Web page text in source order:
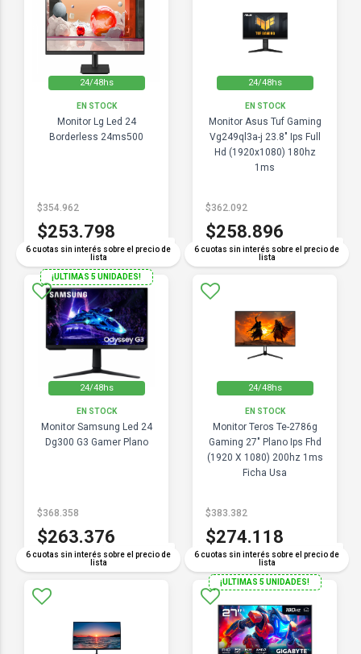
24/48hs
EN STOCK
Monitor Lg Led 24
Borderless 24ms500
6 cuotas sin interés sobre el precio de
lista
$354.962
$253.798
COMPARAR
24/48hs
EN STOCK
Monitor Asus Tuf Gaming
Vg249ql3a-j 23.8" Ips Full
Hd (1920x1080) 180hz
1ms
6 cuotas sin interés sobre el precio de
lista
$362.092
$258.896
COMPARAR
24/48hs
¡ULTIMAS 5 UNIDADES!
EN STOCK
Monitor Samsung Led 24
Dg300 G3 Gamer Plano
6 cuotas sin interés sobre el precio de
lista
$368.358
$263.376
COMPARAR
24/48hs
EN STOCK
Monitor Teros Te-2786g
Gaming 27" Plano Ips Fhd
(1920 X 1080) 200hz 1ms
Ficha Usa
6 cuotas sin interés sobre el precio de
lista
$383.382
$274.118
COMPARAR
¡ULTIMAS 5 UNIDADES!